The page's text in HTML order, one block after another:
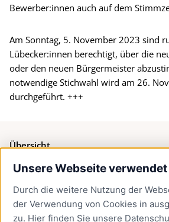
Unsere Webseite
Durch die weitere Nutzung der
der Verwendung von Cookies in
zu. Hier finden Sie unsere
Bewerber:innen auch auf dem
Am Sonntag, 5. November 2023 sind
Lübecker:innen berechtigt, über die
oder den neuen Bürgermeister
notwendige Stichwahl wird am 26.
durchgeführt. +++
Übersicht
Bürgerservice
Presse
Newsletter Lübeck:kompakt